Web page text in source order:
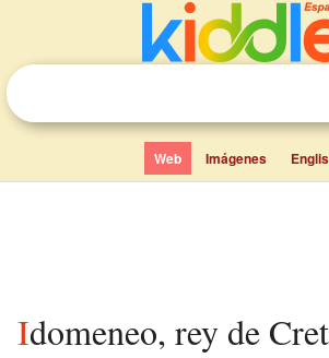
Web Imágenes
Idomeneo, rey de Creta para